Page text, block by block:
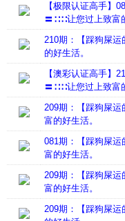
【极限认证高手
〓∷∷让您过上致富
210期：【踩狗屎
的好生活。
【澳彩认证高手
〓∷∷让您过上致富
209期：【踩狗屎
富的好生活。
081期：【踩狗屎
富的好生活。
209期：【踩狗屎
富的好生活。
209期：【踩狗屎